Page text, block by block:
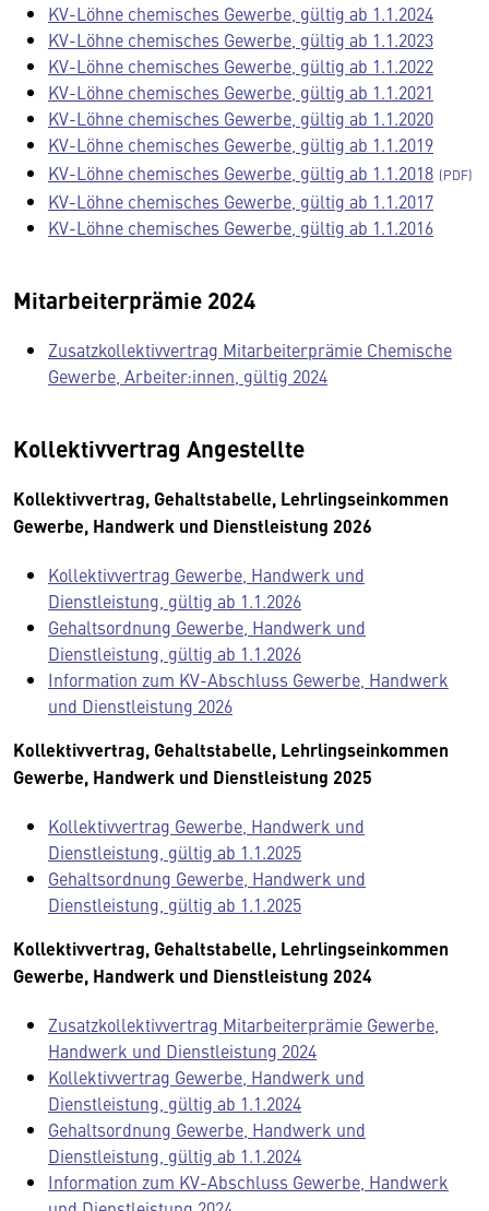
KV-Löhne chemisches Gewerbe, gültig ab 1.1.2024
KV-Löhne chemisches Gewerbe, gültig ab 1.1.2023
KV-Löhne chemisches Gewerbe, gültig ab 1.1.2022
KV-Löhne chemisches Gewerbe, gültig ab 1.1.2021
KV-Löhne chemisches Gewerbe, gültig ab 1.1.2020
KV-Löhne chemisches Gewerbe, gültig ab 1.1.2019
KV-Löhne chemisches Gewerbe, gültig ab 1.1.2018
KV-Löhne chemisches Gewerbe, gültig ab 1.1.2017
KV-Löhne chemisches Gewerbe, gültig ab 1.1.2016
Mitarbeiterprämie 2024
Zusatzkollektivvertrag Mitarbeiterprämie Chemische
Gewerbe, Arbeiter:innen, gültig 2024
Kollektivvertrag Angestellte
Kollektivvertrag, Gehaltstabelle, Lehrlingseinkommen
Gewerbe, Handwerk und Dienstleistung 2026
Kollektivvertrag Gewerbe, Handwerk und
Dienstleistung, gültig ab 1.1.2026
Gehaltsordnung Gewerbe, Handwerk und
Dienstleistung, gültig ab 1.1.2026
Information zum KV-Abschluss Gewerbe, Handwerk
und Dienstleistung 2026
Kollektivvertrag, Gehaltstabelle, Lehrlingseinkommen
Gewerbe, Handwerk und Dienstleistung 2025
Kollektivvertrag Gewerbe, Handwerk und
Dienstleistung, gültig ab 1.1.2025
Gehaltsordnung Gewerbe, Handwerk und
Dienstleistung, gültig ab 1.1.2025
Kollektivvertrag, Gehaltstabelle, Lehrlingseinkommen
Gewerbe, Handwerk und Dienstleistung 2024
Zusatzkollektivvertrag Mitarbeiterprämie Gewerbe,
Handwerk und Dienstleistung 2024
Kollektivvertrag Gewerbe, Handwerk und
Dienstleistung, gültig ab 1.1.2024
Gehaltsordnung Gewerbe, Handwerk und
Dienstleistung, gültig ab 1.1.2024
Information zum KV-Abschluss Gewerbe, Handwerk